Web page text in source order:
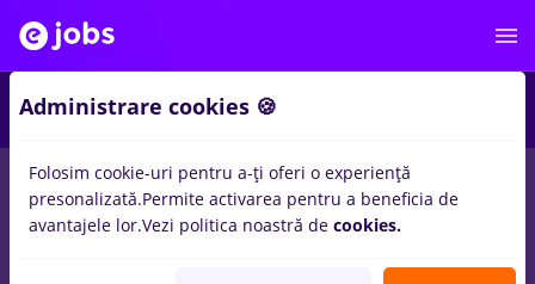
Salarii Remote (de acasă) București Cluj-
Administrare cookies 🍪
Folosim cookie-uri pentru a-ți oferi o experiență
presonalizată.Permite activarea pentru a beneficia de
avantajele lor.Vezi politica noastră de cookies.